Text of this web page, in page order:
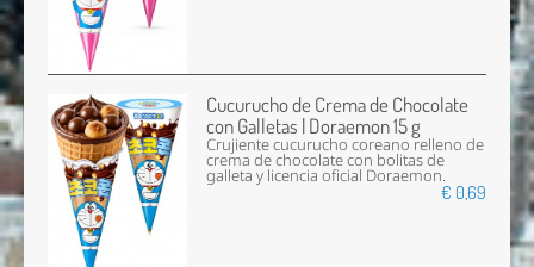
Cucurucho de Crema de Chocolate
con Galletas | Doraemon 15 g
Crujiente cucurucho coreano relleno de
crema de chocolate con bolitas de
galleta y licencia oficial Doraemon.
€ 0,69